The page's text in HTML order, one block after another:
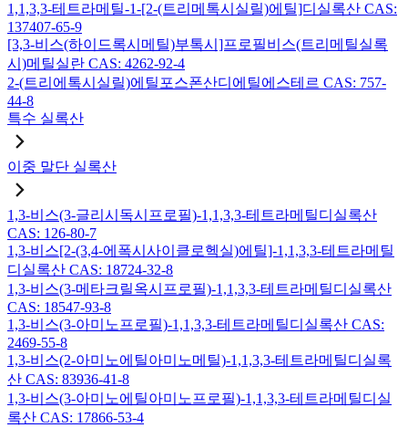
1,1,3,3-테트라메틸-1-[2-(트리메톡시실릴)에틸]디실록산 CAS:
137407-65-9
[3,3-비스(하이드록시메틸)부톡시]프로필비스(트리메틸실록
시)메틸실란 CAS: 4262-92-4
2-(트리에톡시실릴)에틸포스폰산디에틸에스테르 CAS: 757-
44-8
특수 실록산
이중 말단 실록산
1,3-비스(3-글리시독시프로필)-1,1,3,3-테트라메틸디실록산
CAS: 126-80-7
1,3-비스[2-(3,4-에폭시사이클로헥실)에틸]-1,1,3,3-테트라메틸
디실록산 CAS: 18724-32-8
1,3-비스(3-메타크릴옥시프로필)-1,1,3,3-테트라메틸디실록산
CAS: 18547-93-8
1,3-비스(3-아미노프로필)-1,1,3,3-테트라메틸디실록산 CAS:
2469-55-8
1,3-비스(2-아미노에틸아미노메틸)-1,1,3,3-테트라메틸디실록
산 CAS: 83936-41-8
1,3-비스(3-아미노에틸아미노프로필)-1,1,3,3-테트라메틸디실
록산 CAS: 17866-53-4